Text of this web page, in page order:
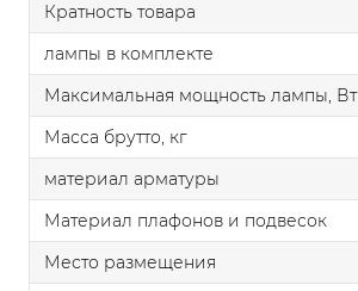
Кратность товара
лампы в комплекте
Максимальная мощность лампы, Вт
Масса брутто, кг
материал арматуры
Материал плафонов и подвесок
Место размещения